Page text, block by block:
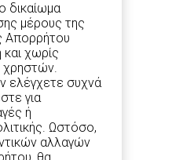
δικαίωμα
μέρους της
Απορρήτου
χωρίς
χρηστών.
ελέγχετε συχνά
για
ή
Ωστόσο,
αλλαγών